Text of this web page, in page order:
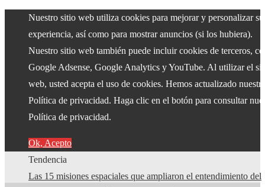
Nuestro sitio web utiliza cookies para mejorar y personalizar su
experiencia, así como para mostrar anuncios (si los hubiera).
Nuestro sitio web también puede incluir cookies de terceros,
Google Adsense, Google Analytics y YouTube. Al utilizar el
web, usted acepta el uso de cookies. Hemos actualizado nuestra
Política de privacidad. Haga clic en el botón para consultar
Política de privacidad.
Ok, Acepto
Tendencia
Las 15 misiones espaciales que ampliaron el entendimiento del